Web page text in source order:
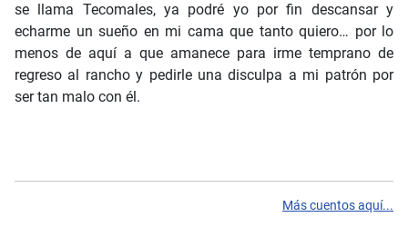
se llama Tecomales, ya podré yo por fin descansar y
echarme un sueño en mi cama que tanto quiero… por lo
menos de aquí a que amanece para irme temprano de
regreso al rancho y pedirle una disculpa a mi patrón por
ser tan malo con él.
Más cuentos aquí...